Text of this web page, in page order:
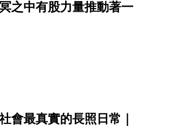
之中有股力量推動著一
會最真實的長照日常｜